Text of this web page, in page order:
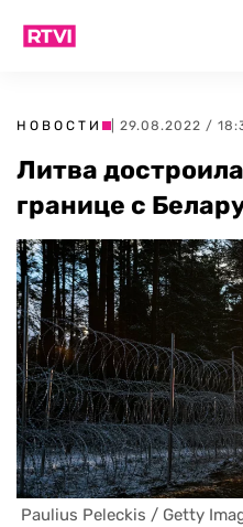
НОВОСТИ | 29.08.2022 /
Литва
границе с
Paulius Peleckis / Getty